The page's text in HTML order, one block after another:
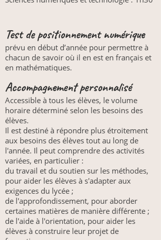
Test de positionnement numérique
prévu en début d’année pour permettre à
chacun de savoir où il en est en français et
en mathématiques.
Accompagnement personnalisé
Accessible à tous les élèves, le volume
horaire déterminé selon les besoins des
élèves.
Il est destiné à répondre plus étroitement
aux besoins des élèves tout au long de
l'année. Il peut comprendre des activités
variées, en particulier :
du travail et du soutien sur les méthodes,
pour aider les élèves à s'adapter aux
exigences du lycée ;
de l'approfondissement, pour aborder
certaines matières de manière différente ;
de l'aide à l'orientation, pour aider les
élèves à construire leur projet de